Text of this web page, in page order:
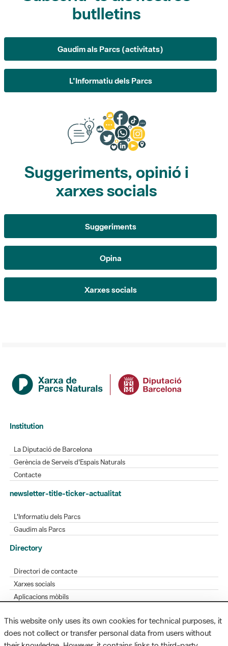
L'Informatiu dels Parcs
Suggeriments, opinió i
xarxes socials
Opina
Xarxes socials
La Diputació de Barcelona
Contacte
newsletter-title-ticker-actualitat
L'Informatiu dels Parcs
Directory
Directori de contacte
Aplicacions mòbils
Bústia de suggeriments
Opineu sobre els parcs
This website only uses its own cookies for technical purposes, it
does not collect or transfer personal data from users without